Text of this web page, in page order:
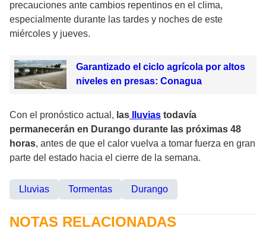
precauciones ante cambios repentinos en el clima,
especialmente durante las tardes y noches de este
miércoles y jueves.
Garantizado el ciclo agrícola por altos
niveles en presas: Conagua
Con el pronóstico actual, las lluvias todavía
permanecerán en Durango durante las próximas 48
horas, antes de que el calor vuelva a tomar fuerza en gran
parte del estado hacia el cierre de la semana.
Lluvias Tormentas Durango
NOTAS RELACIONADAS